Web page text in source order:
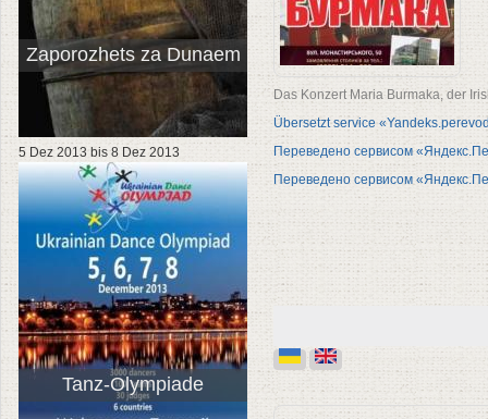
Das Konzert Maria Burmaka, der
Übersetzt service
Переведено сервисом
Переведено сервисом
Zaporozhets za Dunaem
5 Dez 2013 bis8 Dez 2013
Tanz-Olympiade